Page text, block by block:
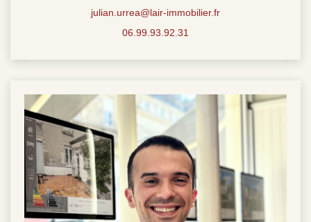
julian.urrea@lair-immobilier.fr
06.99.93.92.31